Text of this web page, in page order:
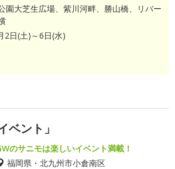
園大芝生広場、紫川河畔、勝山橋、リバー
2日(土)～6日(水)
ベント」
のサニモは楽しいイベント満載！
福岡県・北九州市小倉南区